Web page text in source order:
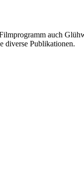
auch
diverse Publikationen.